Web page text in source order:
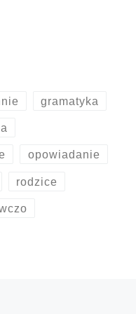
gramatyka
opowiadanie
rodzice